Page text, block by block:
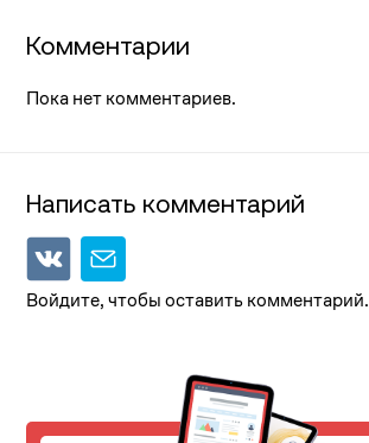
Комментарии
Пока нет комментариев.
Написать комментарий
Войдите, чтобы оставить комментарий.